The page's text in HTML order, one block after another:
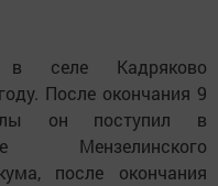
селе Кадряково
После окончания 9
он поступил в
Мензелинского
после окончания